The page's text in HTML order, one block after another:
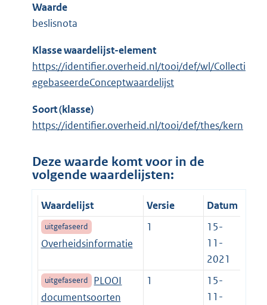
Waarde
beslisnota
Klasse waardelijst-element
https://identifier.overheid.nl/tooi/def/wl/Collecti
egebaseerdeConceptwaardelijst
Soort (klasse)
https://identifier.overheid.nl/tooi/def/thes/kern
Deze waarde komt voor in de
volgende waardelijsten:
Waardelijst Versie Datum
uitgefaseerd
Overheidsinformatie
1
15-
11-
2021
uitgefaseerd
PLOOI
documentsoorten
1
15-
11-